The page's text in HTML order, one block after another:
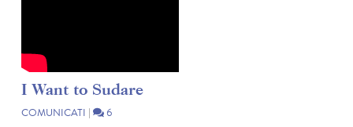
I Want to Sudare
COMUNICATI |
6